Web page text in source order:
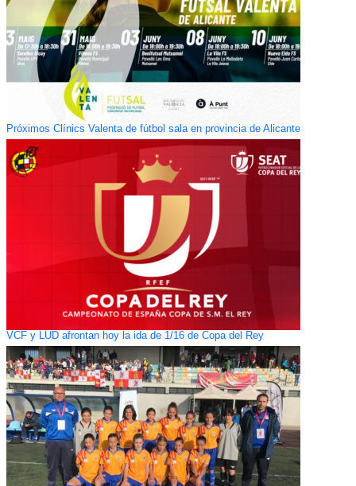
Próximos Clínics Valenta de fútbol sala en provincia de Alicante
VCF y LUD afrontan hoy la ida de 1/16 de Copa del Rey